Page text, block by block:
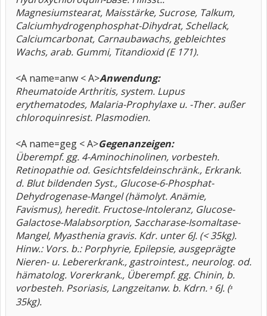
Magnesiumstearat, Maisstärke, Sucrose, Talkum,
Calciumhydrogenphosphat-Dihydrat, Schellack,
Calciumcarbonat, Carnaubawachs, gebleichtes
Wachs, arab. Gummi, Titandioxid (E 171).
<A name=anw < A>Anwendung:
Rheumatoide Arthritis, system. Lupus
erythematodes, Malaria-Prophylaxe u. -Ther. außer
chloroquinresist. Plasmodien.
<A name=geg < A>Gegenanzeigen:
Überempf. gg. 4-Aminochinolinen, vorbesteh.
Retinopathie od. Gesichtsfeldeinschränk., Erkrank.
d. Blut bildenden Syst., Glucose-6-Phosphat-
Dehydrogenase-Mangel (hämolyt. Anämie,
Favismus), heredit. Fructose-Intoleranz, Glucose-
Galactose-Malabsorption, Saccharase-Isomaltase-
Mangel, Myasthenia gravis. Kdr. unter 6J. (< 35kg).
Hinw.: Vors. b.: Porphyrie, Epilepsie, ausgeprägte
Nieren- u. Lebererkrank., gastrointest., neurolog. od.
hämatolog. Vorerkrank., Überempf. gg. Chinin, b.
vorbesteh. Psoriasis, Langzeitanw. b. Kdrn. ³ 6J. (³
35kg).